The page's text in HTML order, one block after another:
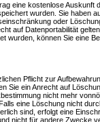
eine kostenlose Auskunft
wurden. Sie haben
oder
auf Datenportabilität
wurden, können Sie eine
Pflicht zur
Sie ein Anrecht auf
nicht mehr
eine Löschung nicht
sind, erfolgt eine
nicht für andere Zwecke